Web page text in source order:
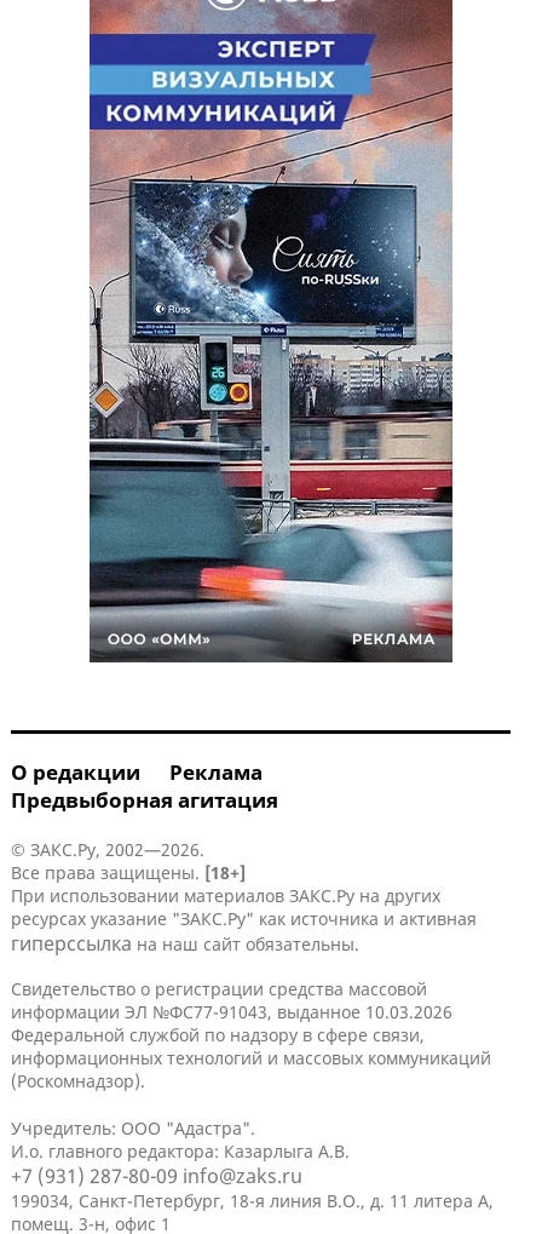
О редакции
Реклама
Предвыборная агитация
© ЗАКС.Ру, 2002—2026.
Все права защищены. [18+]
При использовании материалов ЗАКС.Ру на других
ресурсах указание "ЗАКС.Ру" как источника и активная
гиперссылка на наш сайт обязательны.
Свидетельство о регистрации средства массовой
информации ЭЛ №ФС77-91043, выданное 10.03.2026
Федеральной службой по надзору в сфере связи,
информационных технологий и массовых коммуникаций
(Роскомнадзор).
Учредитель: ООО "Адастра".
И.о. главного редактора: Казарлыга А.В.
+7 (931) 287-80-09 info@zaks.ru
199034, Санкт-Петербург, 18-я линия В.О., д. 11 литера А,
помещ. 3-н, офис 1